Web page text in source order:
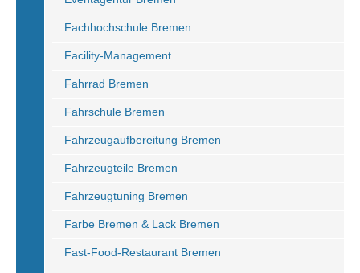
Fachhochschule Bremen
Facility-Management
Fahrrad Bremen
Fahrschule Bremen
Fahrzeugaufbereitung Bremen
Fahrzeugteile Bremen
Fahrzeugtuning Bremen
Farbe Bremen & Lack Bremen
Fast-Food-Restaurant Bremen